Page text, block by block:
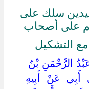
سلك على
على أصحاب
التشكيل
الرَّحْمَنِ بْنُ
‏عَنْ ‏ ‏أَبِيهِ